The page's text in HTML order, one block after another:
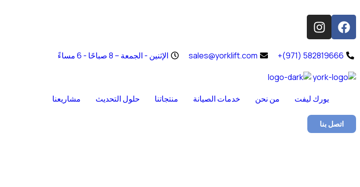
582819666 (971)+
sales@yorklift.com الإثنين - الجمعة – 8 صباحًا - 6 مساءً
يورك ليفت من نحن خدمات الصيانة منتجاتنا حلول التحديث مشاريعنا
اتصل بنا